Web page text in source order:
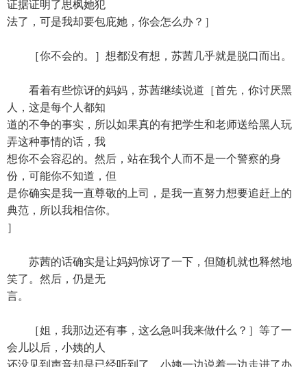
证据证明了思枫她犯
法了，可是我却要包庇她，你会怎么办？］
［你不会的。］想都没有想，苏茜几乎就是脱口而出。
看着有些惊讶的妈妈，苏茜继续说道［首先，你讨厌黑
人，这是每个人都知
道的不争的事实，所以如果真的有把学生和老师送给黑人玩
弄这种事情的话，我
想你不会容忍的。然后，站在我个人而不是一个警察的身
份，可能你不知道，但
是你确实是我一直尊敬的上司，是我一直努力想要追赶上的
典范，所以我相信你。
］
苏茜的话确实是让妈妈惊讶了一下，但随机就也释然地
笑了。然后，仍是无
言。
［姐，我那边还有事，这么急叫我来做什么？］等了一
会儿以后，小姨的人
还没见到声音却是已经听到了。小姨一边说着一边走进了办